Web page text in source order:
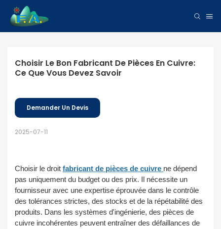
Choisir Le Bon Fabricant De Pièces En Cuivre:
Ce Que Vous Devez Savoir
Demander Un Devis
2025-07-11
Choisir le droit fabricant de pièces de cuivre ne dépend
pas uniquement du budget ou des prix. Il nécessite un
fournisseur avec une expertise éprouvée dans le contrôle
des tolérances strictes, des stocks et de la répétabilité des
produits. Dans les systèmes d'ingénierie, des pièces de
cuivre incohérentes peuvent entraîner des défaillances de